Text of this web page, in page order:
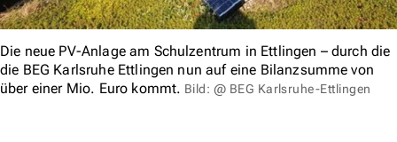
Die neue PV-Anlage am Schulzentrum in Ettlingen – durch die
die BEG Karlsruhe Ettlingen nun auf eine Bilanzsumme von
über einer Mio. Euro kommt. Bild: @ BEG Karlsruhe-Ettlingen